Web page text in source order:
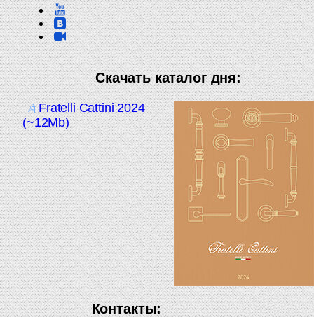
Скачать каталог дня:
Fratelli Cattini 2024
(~12Mb)
Контакты: